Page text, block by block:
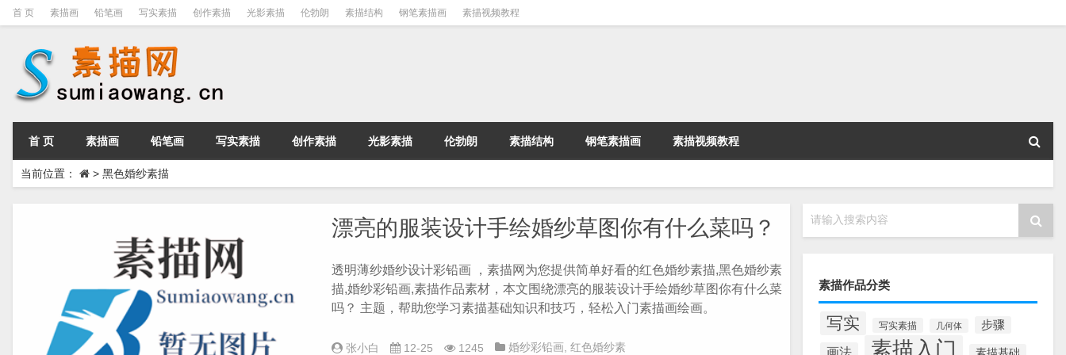
首 页 素描画 铅笔画 写实素描 创作素描 光影素描 伦勃朗 素描结构 钢笔素描画 素描视频教程
首 页 素描画 铅笔画 写实素描 创作素描 光影素描 伦勃朗 素描结构 钢笔素描画 素描视频教程
当前位置： > 黑色婚纱素描
漂亮的服装设计手绘婚纱草图你有什么菜吗？
透明薄纱婚纱设计彩铅画 ，素描网为您提供简单好看的红色婚纱素描,黑色婚纱素
描,婚纱彩铅画,素描作品素材，本文围绕漂亮的服装设计手绘婚纱草图你有什么菜
吗？ 主题，帮助您学习素描基础知识和技巧，轻松入门素描画绘画。
张小白 12-25 1245 婚纱彩铅画 红色婚纱素
请输入搜索内容
素描作品分类
写实 写实素描 几何体 步骤
画法 素描入门